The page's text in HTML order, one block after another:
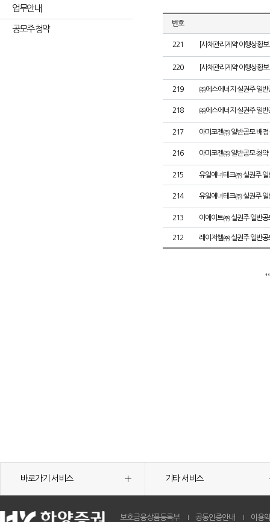
업무안내
공모주 청약
번호
221 [사채관리계약 이행상황
220 [사채관리계약 이행상황
219 ㈜에스에너지 실권주 일반
218 ㈜에스에너지 실권주 일반
217 아미코젠㈜ 일반공모 배정
216 아미코젠㈜ 일반공모 청약
215 유일에너테크㈜ 실권주 일
214 유일에너테크㈜ 실권주 일
213 이에이트㈜ 실권주 일반공
212 레이저쎌㈜ 실권주 일반공
바로가기 서비스 기타 서비스
보호금융상품등록부 공동인증안내 이용